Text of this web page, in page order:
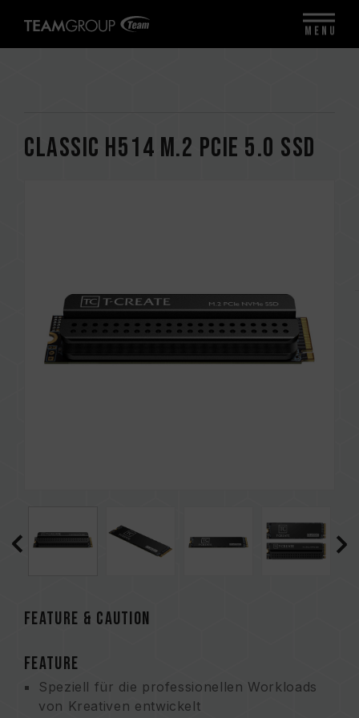
CLASSIC H514 M.2 PCIe 5.0 SSD
FEATURE & CAUTION
FEATURE
Speziell für die professionellen Workloads
von Kreativen entwickelt
MENU